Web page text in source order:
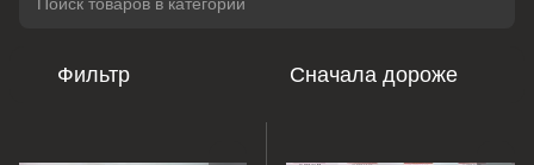
Фильтр Сначала дороже